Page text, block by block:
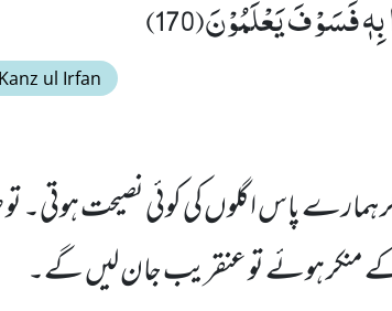
Kanz ul Irfan
پاس اگلوں کی کوئی نصیحت ہوتی۔
ہوئے تو عنقریب جان لیں گے۔